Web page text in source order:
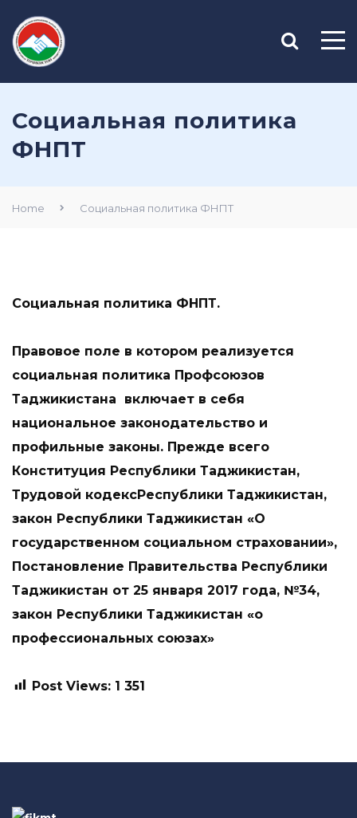
Социальная политика
ФНПТ
Home Социальная политика ФНПТ
Социальная политика ФНПТ.
Правовое поле в котором реализуется
социальная политика Профсоюзов
Таджикистана включает в себя
национальное законодательство и
профильные законы. Прежде всего
Конституция Республики Таджикистан,
Трудовой кодексРеспублики Таджикистан,
закон Республики Таджикистан «О
государственном социальном страховании»,
Постановление Правительства Республики
Таджикистан от 25 января 2017 года, №34,
закон Республики Таджикистан «о
профессиональных союзах»
Post Views: 1 351